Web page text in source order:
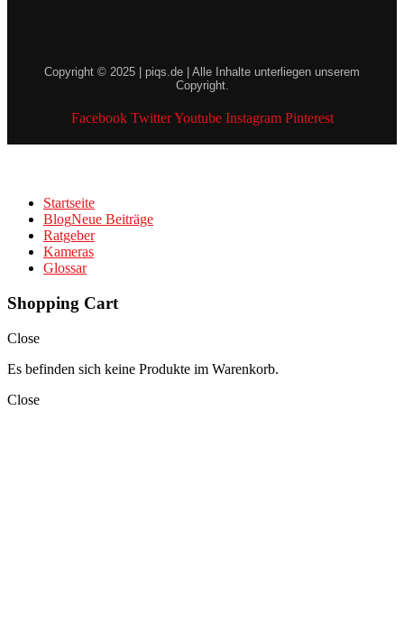
Copyright © 2025 | piqs.de | Alle Inhalte unterliegen unserem
Copyright.
Facebook Twitter Youtube Instagram Pinterest
Startseite
BlogNeue Beiträge
Ratgeber
Kameras
Glossar
Shopping Cart
Close
Es befinden sich keine Produkte im Warenkorb.
Close